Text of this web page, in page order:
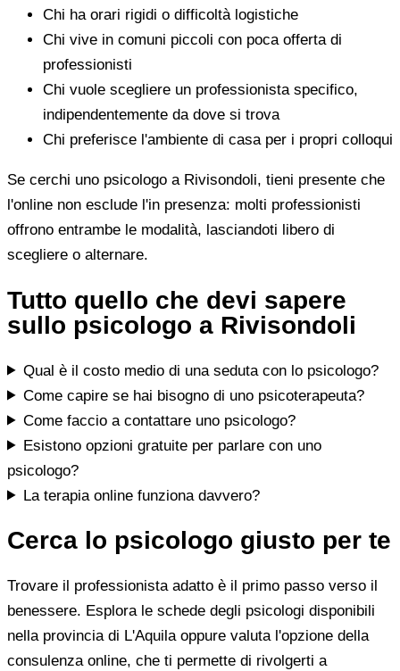
Chi ha orari rigidi o difficoltà logistiche
Chi vive in comuni piccoli con poca offerta di
professionisti
Chi vuole scegliere un professionista specifico,
indipendentemente da dove si trova
Chi preferisce l'ambiente di casa per i propri colloqui
Se cerchi uno psicologo a Rivisondoli, tieni presente che
l'online non esclude l'in presenza: molti professionisti
offrono entrambe le modalità, lasciandoti libero di
scegliere o alternare.
Tutto quello che devi sapere
sullo psicologo a Rivisondoli
Qual è il costo medio di una seduta con lo psicologo?
Come capire se hai bisogno di uno psicoterapeuta?
Come faccio a contattare uno psicologo?
Esistono opzioni gratuite per parlare con uno
psicologo?
La terapia online funziona davvero?
Cerca lo psicologo giusto per te
Trovare il professionista adatto è il primo passo verso il
benessere. Esplora le schede degli psicologi disponibili
nella provincia di L'Aquila oppure valuta l'opzione della
consulenza online, che ti permette di rivolgerti a